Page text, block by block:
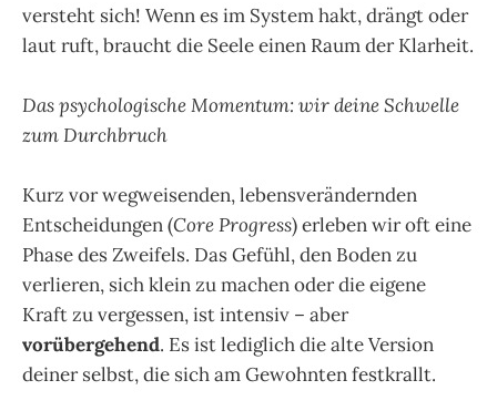
versteht sich! Wenn es im System hakt, drängt oder
laut ruft, braucht die Seele einen Raum der Klarheit.
Das psychologische Momentum: wir deine Schwelle
zum Durchbruch
Kurz vor wegweisenden, lebensverändernden
Entscheidungen (Core Progress) erleben wir oft eine
Phase des Zweifels. Das Gefühl, den Boden zu
verlieren, sich klein zu machen oder die eigene
Kraft zu vergessen, ist intensiv – aber
vorübergehend. Es ist lediglich die alte Version
deiner selbst, die sich am Gewohnten festkrallt.